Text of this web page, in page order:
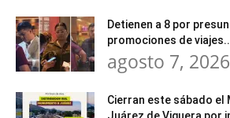
Detienen a 8 por
promociones de
agosto 7, 2026
Cierran este sábado el
Juárez de Viguera por